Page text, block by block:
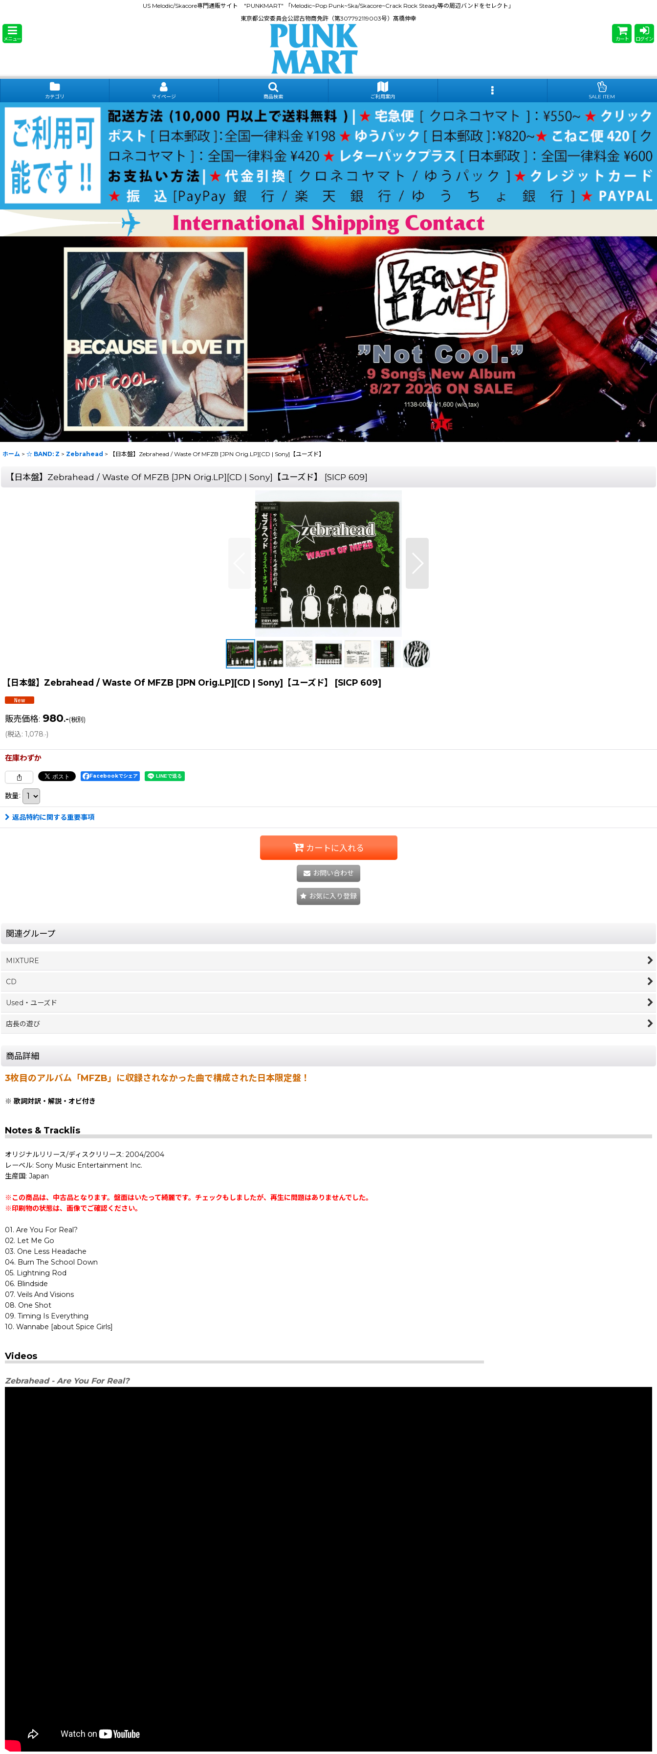
US Melodic/Skacore専門通販サイト "PUNKMART" 「Melodic~Pop Punk~Ska/Skacore~Crack Rock Steady等の周辺バンドをセレクト」
東京都公安委員会公認古物商免許（第307792119003号）髙橋伸幸
メニュー カート ログイン
カテゴリ マイページ 商品検索 ご利用案内 SALE ITEM
ホーム > ☆ BAND: Z > Zebrahead > 【日本盤】Zebrahead / Waste Of MFZB [JPN Orig.LP][CD | Sony]【ユーズド】
【日本盤】Zebrahead / Waste Of MFZB [JPN Orig.LP][CD | Sony]【ユーズド】 [SICP 609]
【日本盤】Zebrahead / Waste Of MFZB [JPN Orig.LP][CD | Sony]【ユーズド】 [SICP 609]
販売価格: 980.-(税別)
(税込: 1,078.-)
在庫わずか
Facebookでシェア
数量:
返品特約に関する重要事項
カートに入れる
お問い合わせ
お気に入り登録
関連グループ
MIXTURE
CD
Used・ユーズド
店長の遊び
商品詳細
3枚目のアルバム「MFZB」に収録されなかった曲で構成された日本限定盤！
※ 歌詞対訳・解説・オビ付き
Notes & Tracklis
オリジナルリリース/ディスクリリース: 2004/2004
レーベル: Sony Music Entertainment Inc.
生産国: Japan
※この商品は、中古品となります。盤面はいたって綺麗です。チェックもしましたが、再生に問題はありませんでした。
※印刷物の状態は、画像でご確認ください。
01. Are You For Real?
02. Let Me Go
03. One Less Headache
04. Burn The School Down
05. Lightning Rod
06. Blindside
07. Veils And Visions
08. One Shot
09. Timing Is Everything
10. Wannabe [about Spice Girls]
Videos
Zebrahead - Are You For Real?